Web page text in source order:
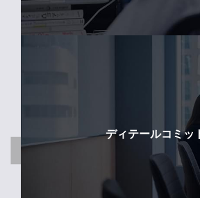
ディテールコミッ